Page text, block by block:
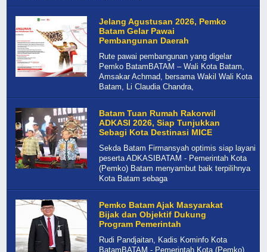
Jelang Agustusan 2026, Pemko
Batam Gelar Pawai
Pembangunan Daerah
Rute pawai pembangunan yang digelar
Pemko BatamBATAM – Wali Kota Batam,
Amsakar Achmad, bersama Wakil Wali Kota
Batam, Li Claudia Chandra,
Batam Tuan Rumah Rakorwil
ADKASI 2026, Siap Tunjukkan
Sebagi Kota Destinasi MICE
Sekda Batam Firmansyah optimis siap layani
peserta ADKASIBATAM - Pemerintah Kota
(Pemko) Batam menyambut baik terpilihnya
Kota Batam sebaga
Pemko Batam Ajak Masyarakat
Bijak dan Objektif Dukung
Program Pemerintah
Rudi Pandjaitan, Kadis Kominfo Kota
BatamBATAM - Pemerintah Kota (Pemko)